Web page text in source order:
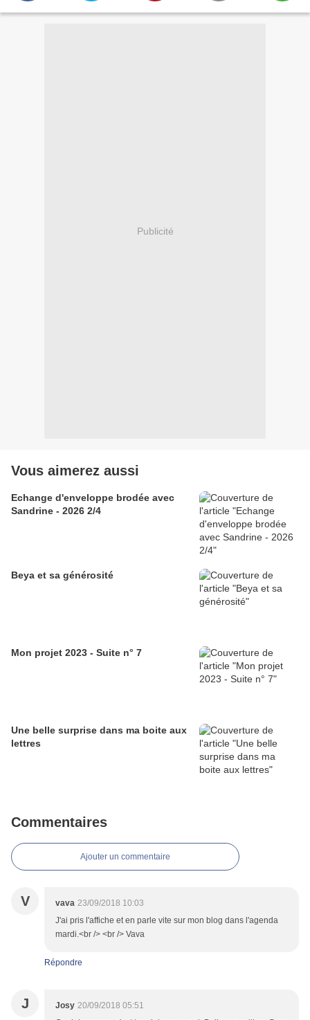
Publicité
Vous aimerez aussi
Echange d'enveloppe brodée avec
Sandrine - 2026 2/4
Beya et sa générosité
Mon projet 2023 - Suite n° 7
Une belle surprise dans ma boite aux
lettres
Commentaires
Ajouter un commentaire
V vava 23/09/2018 10:03
J'ai pris l'affiche et en parle vite sur mon blog dans l'agenda
mardi.<br /> <br /> Vava
Répondre
J Josy 20/09/2018 05:51